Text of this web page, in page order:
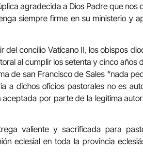
agradecida a Dios Padre que nos
siempre firme en su ministerio y
del concilio Vaticano II, los obispos
al cumplir los setenta y cinco años
de san Francisco de Sales “nada
a dichos oficios pastorales no es
por parte de la legítima
valiente y sacrificada para
eclesial en toda la provincia